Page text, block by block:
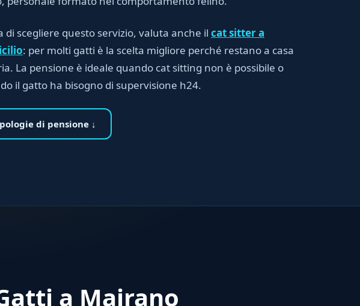
di scegliere questo servizio, valuta anche il cat sitter a
: per molti gatti è la scelta migliore perché restano a casa
La pensione è ideale quando cat sitting non è possibile o
il gatto ha bisogno di supervisione h24.
di pensione ↓
a Mairano